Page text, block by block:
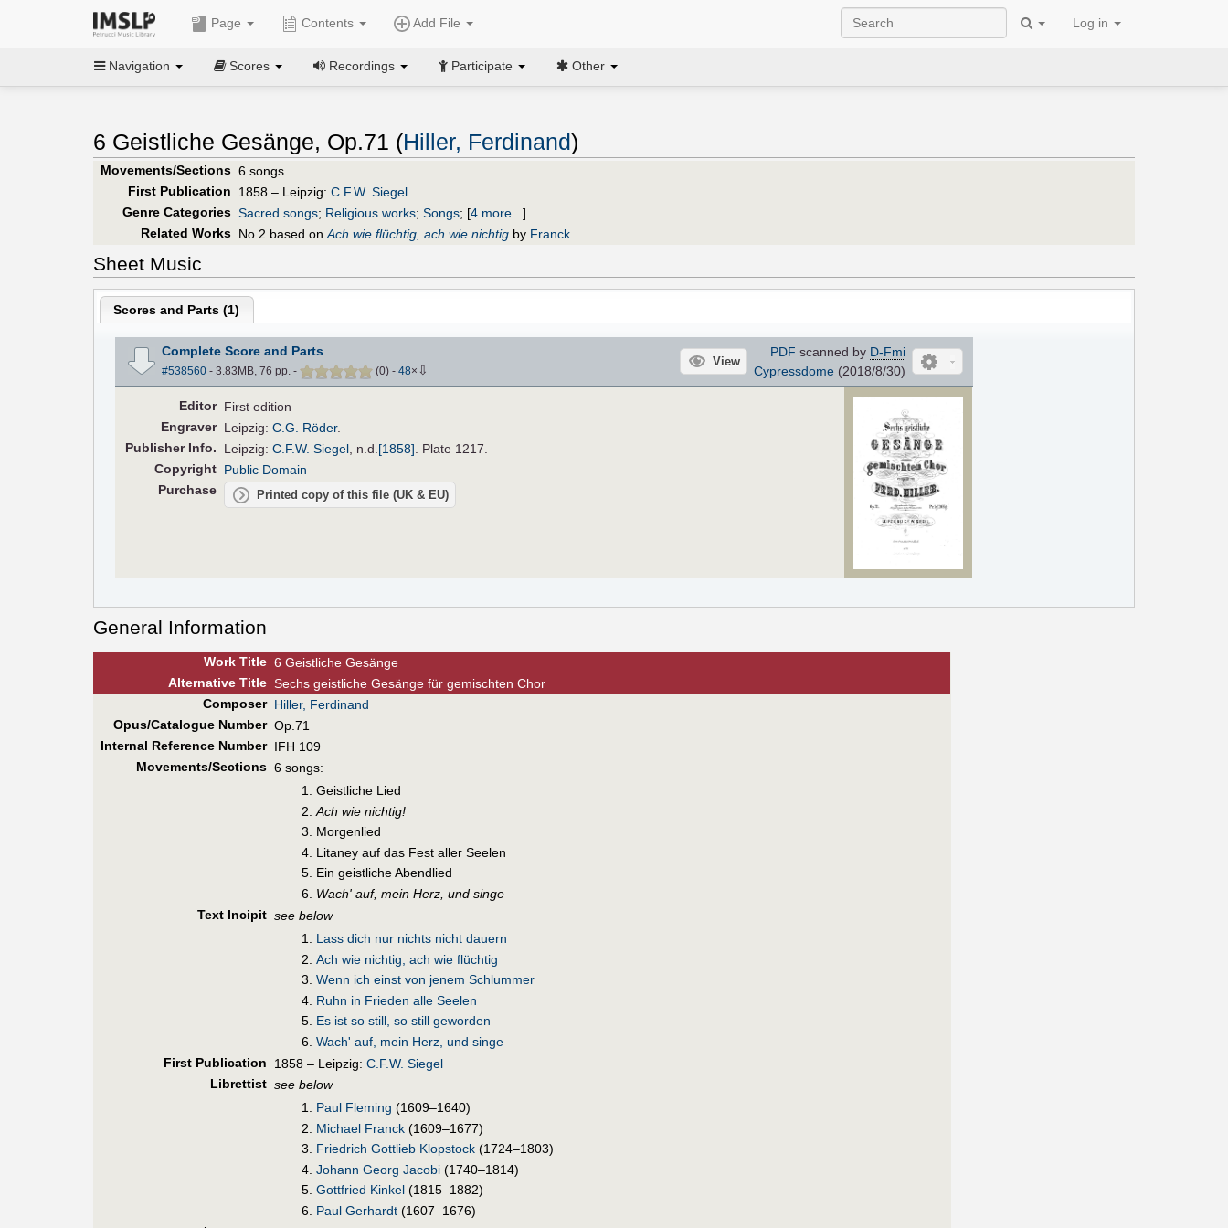
Page Contents Add File Log in
Navigation Scores Recordings Participate Other
6 Geistliche Gesänge, Op.71 (Hiller, Ferdinand)
Movements/Sections 6 songs
First Publication
1858 – Leipzig: C.F.W. Siegel
Genre Categories Sacred songs; Religious works; Songs; [4 more... ]
Related Works No.2 based on Ach wie flüchtig, ach wie nichtig by Franck
Sheet Music
Scores and Parts (1)
Complete Score and Parts
#538560- 3.83MB, 76 pp. - (0) - 48× ⇩
View
PDF scanned by D-Fmi
Cypressdome(2018/8/30)
Editor First edition
Engraver Leipzig:C.G. Röder.
PublisherInfo. Leipzig:C.F.W. Siegel n.d. [1858] . Plate 1217.
Copyright Public Domain
Purchase
Printed copy of this file (UK & EU)
General Information
Work Title 6 Geistliche Gesänge
AlternativeTitle Sechs geistliche Gesänge für gemischten Chor
Composer Hiller, Ferdinand
Opus/Catalogue Number Op.71
Internal Reference Number IFH 109
Movements/Sections 6 songs:
Geistliche Lied
Ach wie nichtig!
Morgenlied
Litaney auf das Fest aller Seelen
Ein geistliche Abendlied
Wach' auf, mein Herz, und singe
Text Incipit see below
Lass dich nur nichts nicht dauern
Ach wie nichtig, ach wie flüchtig
Wenn ich einst von jenem Schlummer
Ruhn in Frieden alle Seelen
Es ist so still, so still geworden
Wach' auf, mein Herz, und singe
First Publication 1858 – Leipzig: C.F.W. Siegel
Librettist see below
Paul Fleming (1609–1640)
Michael Franck (1609–1677)
Friedrich Gottlieb Klopstock (1724–1803)
Johann Georg Jacobi (1740–1814)
Gottfried Kinkel (1815–1882)
Paul Gerhardt (1607–1676)